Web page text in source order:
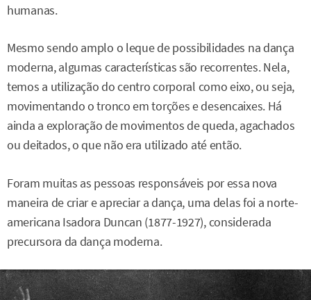
humanas.
Mesmo sendo amplo o leque de possibilidades na dança
moderna, algumas características são recorrentes. Nela,
temos a utilização do centro corporal como eixo, ou seja,
movimentando o tronco em torções e desencaixes. Há
ainda a exploração de movimentos de queda, agachados
ou deitados, o que não era utilizado até então.
Foram muitas as pessoas responsáveis por essa nova
maneira de criar e apreciar a dança, uma delas foi a norte-
americana Isadora Duncan (1877-1927), considerada
precursora da dança moderna.